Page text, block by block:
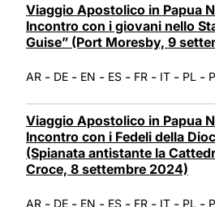
Viaggio Apostolico in Papua
Incontro con i giovani nello
Guise” (Port Moresby, 9
AR - DE - EN - ES - FR - IT - PL -
Viaggio Apostolico in Papua
Incontro con i Fedeli della
(Spianata antistante la
Croce, 8 settembre 2024)
AR - DE - EN - ES - FR - IT - PL -